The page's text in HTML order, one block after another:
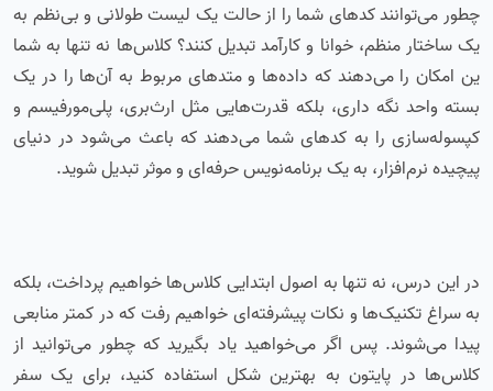
چطور می‌توانند کدهای شما را از حالت یک لیست طولانی و بی‌نظم به
یک ساختار منظم، خوانا و کارآمد تبدیل کنند؟ کلاس‌ها نه تنها به شما
ین امکان را می‌دهند که داده‌ها و متدهای مربوط به آن‌ها را در یک
بسته واحد نگه داری، بلکه قدرت‌هایی مثل ارث‌بری، پلی‌مورفیسم و
کپسوله‌سازی را به کدهای‌ شما می‌دهند که باعث می‌شود در دنیای
پیچیده نرم‌افزار، به یک برنامه‌نویس حرفه‌ای و موثر تبدیل شوید.
در این درس، نه تنها به اصول ابتدایی کلاس‌ها خواهیم پرداخت، بلکه
به سراغ تکنیک‌ها و نکات پیشرفته‌ای خواهیم رفت که در کمتر منابعی
پیدا می‌شوند. پس اگر می‌خواهید یاد بگیرید که چطور می‌توانید از
کلاس‌ها در پایتون به بهترین شکل استفاده کنید، برای یک سفر